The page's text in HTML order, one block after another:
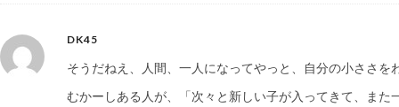
DK45
そうだねえ、人間、一人になってやっと、自分の小ささを
むかーしある人が、「次々と新しい子が入ってきて、ま